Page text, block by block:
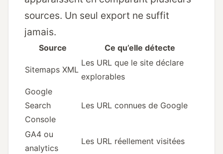
sources. Un seul export ne suffit
jamais.
Source Ce qu’elle détecte
Sitemaps XML
Les URL que le site déclare
explorables
Google
Search
Console
Les URL connues de Google
GA4 ou
analytics
Les URL réellement visitées